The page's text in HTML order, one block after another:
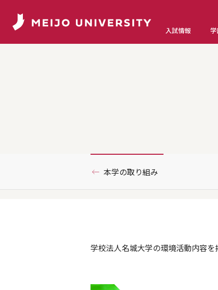
入試情報 学
本学の取り組み
学校法人名城大学の環境活動内容を